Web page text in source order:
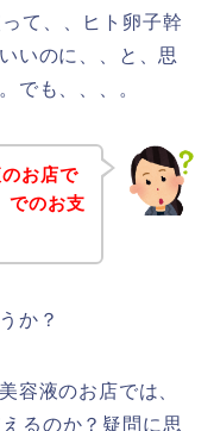
て、、ヒト卵子幹
いのに、、と、思
でも、、、。
お店で
でのお支
か？
容液のお店では、
るのか？疑問に思